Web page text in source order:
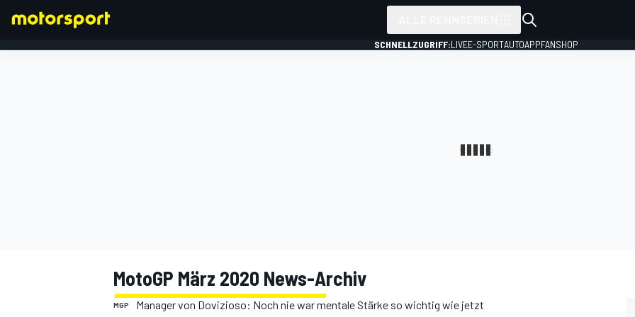
SCHNELLZUGRIFF:LIVEE-SPORTAUTOAPPFANSHOP
MotoGP März 2020 News-Archiv
MGP Manager von Dovizioso: Noch nie war mentale Stärke so wichtig wie jetzt